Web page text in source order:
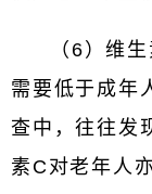
（6）维
需要低于成年
查中，往往发
素C对老年人